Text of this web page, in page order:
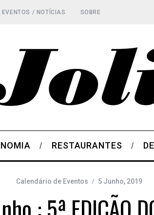
EVENTOS / NOTÍCIAS SOBRE
RESTAURANTES
Calendário de Eventos 5 Junho, 2019
: 5ª EDIÇÃO